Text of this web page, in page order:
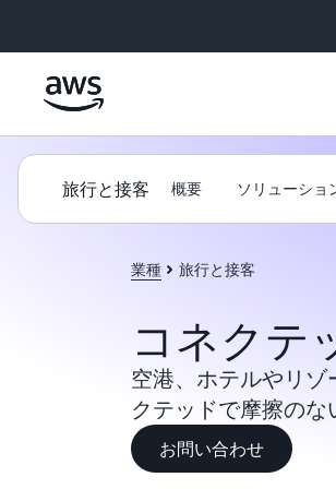
旅行と接客 概要 ソリューショ
業種 旅行と接客
コネクテ
空港、ホテルやリ
クテッドで摩擦の
お問い合わせ